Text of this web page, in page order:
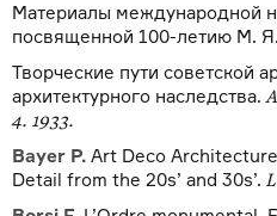
Материалы международной
посвященной 100-летию М. Я.
Творческие пути советской
архитектурного наследства.
4. 1933.
Bayer P. Art Deco
Detail from the 20s’ and 30s’.